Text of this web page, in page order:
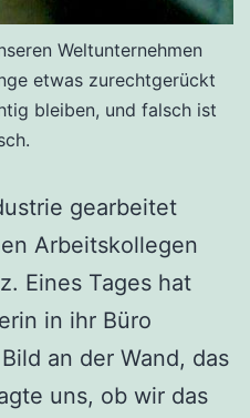
Weltunternehmen
etwas zurechtgerückt
bleiben, und falsch ist
gearbeitet
Arbeitskollegen
Eines Tages hat
in ihr Büro
an der Wand, das
uns, ob wir das